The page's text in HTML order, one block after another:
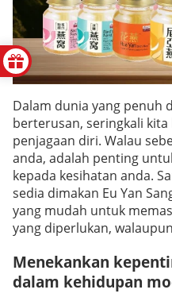
Dalam dunia yang penuh
berterusan, seringkali
penjagaan diri. Walau
anda, adalah penting
kepada kesihatan anda.
sedia dimakan Eu Yan
yang mudah untuk
yang diperlukan,
Menekankan
dalam kehidupan